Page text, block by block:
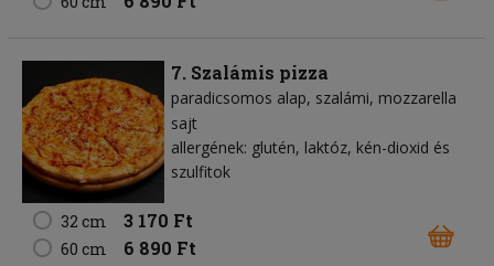
7. Szalámis pizza
paradicsomos alap szalámi mozzarella
sajt
allergének: glutén, laktóz, kén-dioxid és
szulfitok
32 cm 3 170 Ft
60 cm 6 890 Ft